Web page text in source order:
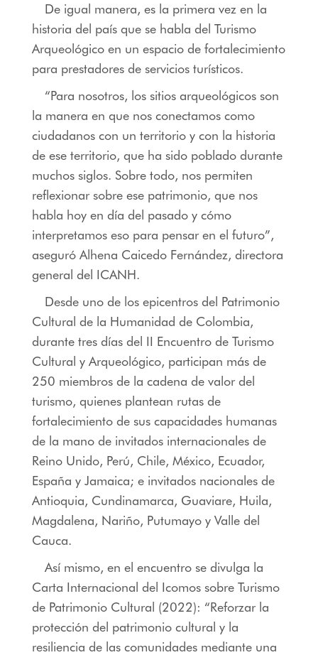
De igual manera, es la primera vez en la
historia del país que se habla del Turismo
Arqueológico en un espacio de fortalecimiento
para prestadores de servicios turísticos.
“Para nosotros, los sitios arqueológicos son
la manera en que nos conectamos como
ciudadanos con un territorio y con la historia
de ese territorio, que ha sido poblado durante
muchos siglos. Sobre todo, nos permiten
reflexionar sobre ese patrimonio, que nos
habla hoy en día del pasado y cómo
interpretamos eso para pensar en el futuro”,
aseguró Alhena Caicedo Fernández, directora
general del ICANH.
Desde uno de los epicentros del Patrimonio
Cultural de la Humanidad de Colombia,
durante tres días del II Encuentro de Turismo
Cultural y Arqueológico, participan más de
250 miembros de la cadena de valor del
turismo, quienes plantean rutas de
fortalecimiento de sus capacidades humanas
de la mano de invitados internacionales de
Reino Unido, Perú, Chile, México, Ecuador,
España y Jamaica; e invitados nacionales de
Antioquia, Cundinamarca, Guaviare, Huila,
Magdalena, Nariño, Putumayo y Valle del
Cauca.
Así mismo, en el encuentro se divulga la
Carta Internacional del Icomos sobre Turismo
de Patrimonio Cultural (2022): “Reforzar la
protección del patrimonio cultural y la
resiliencia de las comunidades mediante una